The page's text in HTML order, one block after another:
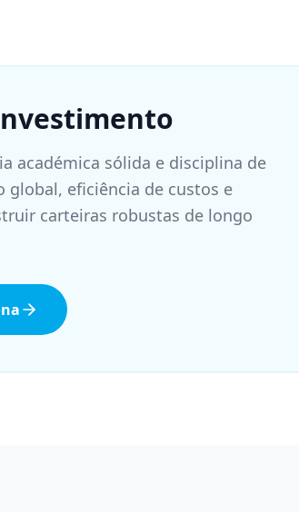
académica sólida e disciplina de
global, eficiência de custos e
carteiras robustas de longo